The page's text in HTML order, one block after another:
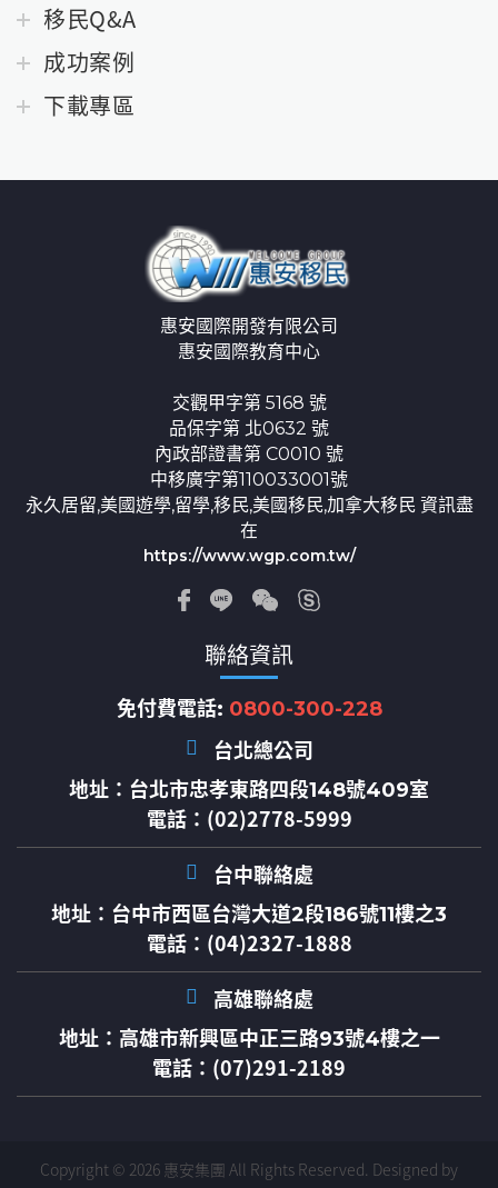
移民Q&A
成功案例
下載專區
惠安國際開發有限公司
惠安國際教育中心
交觀甲字第 5168 號
品保字第 北0632 號
內政部證書第 C0010 號
中移廣字第110033001號
永久居留,美國遊學,留學,移民,美國移民,加拿大移民 資訊盡
在
https://www.wgp.com.tw/
聯絡資訊
免付費電話: 0800-300-228
台北總公司
地址： 台北市忠孝東路四段148號409室
電話：(02)2778-5999
台中聯絡處
地址： 台中市西區台灣大道2段186號11樓之3
電話：(04)2327-1888
高雄聯絡處
地址： 高雄市新興區中正三路93號4樓之一
電話：(07)291-2189
Copyright © 2026 惠安集團 All Rights Reserved. Designed by